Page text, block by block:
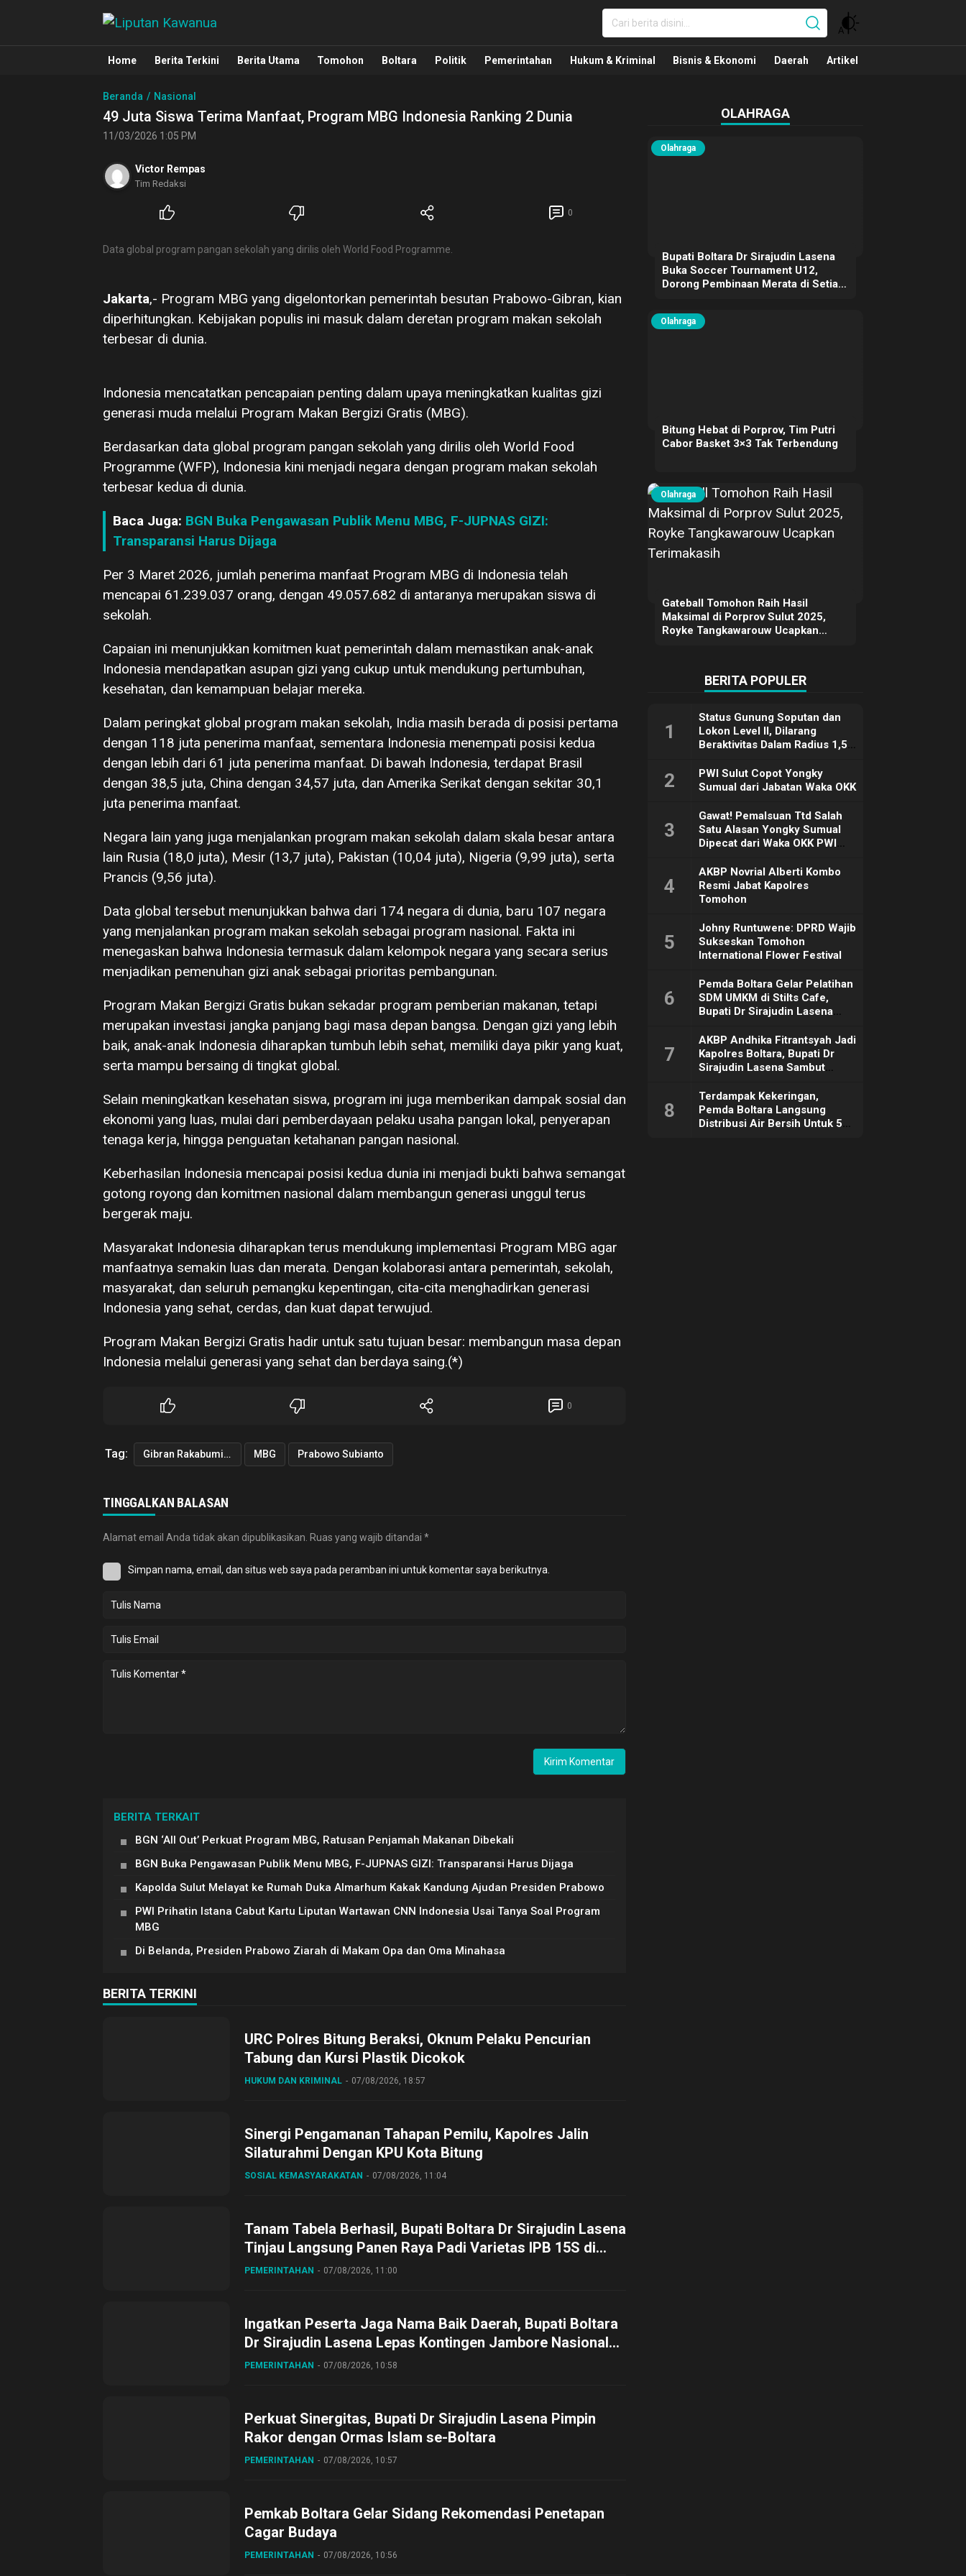
Liputan Kawanua
Berita Manado, Sulawesi Utara, Kawanua, Politik, Pemerintahan, Hukum Kriminal dan Nasional
Home Berita Terkini Berita Utama Tomohon Boltara Politik Pemerintahan Hukum & Kriminal Bisnis & Ekonomi Daerah Artikel
Beranda Nasional
49 Juta Siswa Terima Manfaat, Program MBG Indonesia Ranking 2 Dunia
11/03/2026 1:05 PM
Victor Rempas
Tim Redaksi
0
Data global program pangan sekolah yang dirilis oleh World Food Programme.
Jakarta,- Program MBG yang digelontorkan pemerintah besutan Prabowo-Gibran, kian
diperhitungkan. Kebijakan populis ini masuk dalam deretan program makan sekolah
terbesar di dunia.
Indonesia mencatatkan pencapaian penting dalam upaya meningkatkan kualitas gizi
generasi muda melalui Program Makan Bergizi Gratis (MBG).
Berdasarkan data global program pangan sekolah yang dirilis oleh World Food
Programme (WFP), Indonesia kini menjadi negara dengan program makan sekolah
terbesar kedua di dunia.
Baca Juga: BGN Buka Pengawasan Publik Menu MBG, F-JUPNAS GIZI:
Transparansi Harus Dijaga
Per 3 Maret 2026, jumlah penerima manfaat Program MBG di Indonesia telah
mencapai 61.239.037 orang, dengan 49.057.682 di antaranya merupakan siswa di
sekolah.
Capaian ini menunjukkan komitmen kuat pemerintah dalam memastikan anak-anak
Indonesia mendapatkan asupan gizi yang cukup untuk mendukung pertumbuhan,
kesehatan, dan kemampuan belajar mereka.
Dalam peringkat global program makan sekolah, India masih berada di posisi pertama
dengan 118 juta penerima manfaat, sementara Indonesia menempati posisi kedua
dengan lebih dari 61 juta penerima manfaat. Di bawah Indonesia, terdapat Brasil
dengan 38,5 juta, China dengan 34,57 juta, dan Amerika Serikat dengan sekitar 30,1
juta penerima manfaat.
Negara lain yang juga menjalankan program makan sekolah dalam skala besar antara
lain Rusia (18,0 juta), Mesir (13,7 juta), Pakistan (10,04 juta), Nigeria (9,99 juta), serta
Prancis (9,56 juta).
Data global tersebut menunjukkan bahwa dari 174 negara di dunia, baru 107 negara
yang menjalankan program makan sekolah sebagai program nasional. Fakta ini
menegaskan bahwa Indonesia termasuk dalam kelompok negara yang secara serius
menjadikan pemenuhan gizi anak sebagai prioritas pembangunan.
Program Makan Bergizi Gratis bukan sekadar program pemberian makanan, tetapi
merupakan investasi jangka panjang bagi masa depan bangsa. Dengan gizi yang lebih
baik, anak-anak Indonesia diharapkan tumbuh lebih sehat, memiliki daya pikir yang kuat,
serta mampu bersaing di tingkat global.
Selain meningkatkan kesehatan siswa, program ini juga memberikan dampak sosial dan
ekonomi yang luas, mulai dari pemberdayaan pelaku usaha pangan lokal, penyerapan
tenaga kerja, hingga penguatan ketahanan pangan nasional.
Keberhasilan Indonesia mencapai posisi kedua dunia ini menjadi bukti bahwa semangat
gotong royong dan komitmen nasional dalam membangun generasi unggul terus
bergerak maju.
Masyarakat Indonesia diharapkan terus mendukung implementasi Program MBG agar
manfaatnya semakin luas dan merata. Dengan kolaborasi antara pemerintah, sekolah,
masyarakat, dan seluruh pemangku kepentingan, cita-cita menghadirkan generasi
Indonesia yang sehat, cerdas, dan kuat dapat terwujud.
Program Makan Bergizi Gratis hadir untuk satu tujuan besar: membangun masa depan
Indonesia melalui generasi yang sehat dan berdaya saing.(*)
0
Tag: Gibran Rakabuming Raka MBG Prabowo Subianto
TINGGALKAN BALASAN
Alamat email Anda tidak akan dipublikasikan. Ruas yang wajib ditandai *
Simpan nama, email, dan situs web saya pada peramban ini untuk komentar saya berikutnya.
BERITA TERKAIT
BGN ‘All Out’ Perkuat Program MBG, Ratusan Penjamah Makanan Dibekali
BGN Buka Pengawasan Publik Menu MBG, F-JUPNAS GIZI: Transparansi Harus Dijaga
Kapolda Sulut Melayat ke Rumah Duka Almarhum Kakak Kandung Ajudan Presiden Prabowo
PWI Prihatin Istana Cabut Kartu Liputan Wartawan CNN Indonesia Usai Tanya Soal Program
MBG
Di Belanda, Presiden Prabowo Ziarah di Makam Opa dan Oma Minahasa
BERITA TERKINI
URC Polres Bitung Beraksi, Oknum Pelaku Pencurian
Tabung dan Kursi Plastik Dicokok
HUKUM DAN KRIMINAL 07/08/2026, 18:57
Sinergi Pengamanan Tahapan Pemilu, Kapolres Jalin
Silaturahmi Dengan KPU Kota Bitung
SOSIAL KEMASYARAKATAN 07/08/2026, 11:04
Tanam Tabela Berhasil, Bupati Boltara Dr Sirajudin Lasena
Tinjau Langsung Panen Raya Padi Varietas IPB 15S di
Desa Gihang
PEMERINTAHAN 07/08/2026, 11:00
Ingatkan Peserta Jaga Nama Baik Daerah, Bupati Boltara
Dr Sirajudin Lasena Lepas Kontingen Jambore Nasional
ke XII di Buperta Cibubur
PEMERINTAHAN 07/08/2026, 10:58
Perkuat Sinergitas, Bupati Dr Sirajudin Lasena Pimpin
Rakor dengan Ormas Islam se-Boltara
PEMERINTAHAN 07/08/2026, 10:57
Pemkab Boltara Gelar Sidang Rekomendasi Penetapan
Cagar Budaya
PEMERINTAHAN 07/08/2026, 10:56
OLAHRAGA
Olahraga
Bupati Boltara Dr Sirajudin Lasena
Buka Soccer Tournament U12,
Dorong Pembinaan Merata di Setiap
Olahraga
Bitung Hebat di Porprov, Tim Putri
Cabor Basket 3×3 Tak Terbendung
Olahraga
Gateball Tomohon Raih Hasil
Maksimal di Porprov Sulut 2025,
Royke Tangkawarouw Ucapkan
BERITA POPULER
1
Status Gunung Soputan dan
Lokon Level II, Dilarang
Beraktivitas Dalam Radius 1,5
2
PWI Sulut Copot Yongky
Sumual dari Jabatan Waka OKK
3
Gawat! Pemalsuan Ttd Salah
Satu Alasan Yongky Sumual
Dipecat dari Waka OKK PWI
4
AKBP Novrial Alberti Kombo
Resmi Jabat Kapolres
Tomohon
5
Johny Runtuwene: DPRD Wajib
Sukseskan Tomohon
International Flower Festival
6
Pemda Boltara Gelar Pelatihan
SDM UMKM di Stilts Cafe,
Bupati Dr Sirajudin Lasena
Dorong Ekonomi Daerah
7
AKBP Andhika Fitrantsyah Jadi
Kapolres Boltara, Bupati Dr
Sirajudin Lasena Sambut
8
Terdampak Kekeringan,
Pemda Boltara Langsung
Distribusi Air Bersih Untuk 50